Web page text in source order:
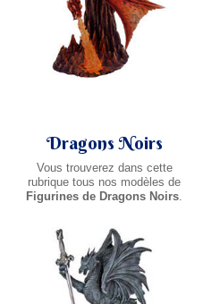
Dragons Noirs
Vous trouverez dans cette
rubrique tous nos modèles de
Figurines de Dragons Noirs.